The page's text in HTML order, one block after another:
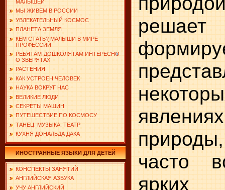
МАЛЫШЕЙ
МЫ ЖИВЕМ В РОССИИ
УВЛЕКАТЕЛЬНЫЙ КОСМОС
ПЛАНЕТА ЗЕМЛЯ
КЕМ СТАТЬ? МАЛЫШИ В МИРЕ
ПРОФЕССИЙ
РЕБЯТАМ-ДОШКОЛЯТАМ ИНТЕРЕСНО
О ЗВЕРЯТАХ
РАСТЕНИЯ
КАК УСТРОЕН ЧЕЛОВЕК
НАУКА ВОКРУГ НАС
ВЕЛИКИЕ ЛЮДИ
СЕКРЕТЫ МАШИН
ПУТЕШЕСТВИЕ ПО КОСМОСУ
ТАНЕЦ. МУЗЫКА. ТЕАТР
КУХНЯ ДОНАЛЬДА ДАКА
ИНОСТРАННЫЕ ЯЗЫКИ ДЛЯ ДЕТЕЙ
КОНСПЕКТЫ ЗАНЯТИЙ
АНГЛИЙСКАЯ АЗБУКА
УЧУ АНГЛИЙСКИЙ
часто